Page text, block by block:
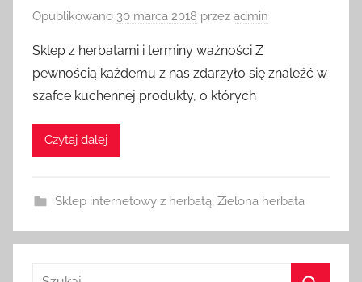
Opublikowano 30 marca 2018 przez admin
Sklep z herbatami i terminy ważności Z
pewnością każdemu z nas zdarzyło się znaleźć w
szafce kuchennej produkty, o których
Czytaj dalej
Sklep internetowy z herbatą Zielona herbata
Szukaj: